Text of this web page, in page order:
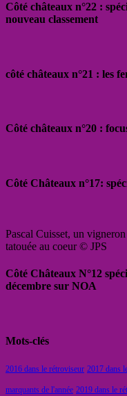
Côté châteaux n°22 :
nouveau classement
côté châteaux n°21 : les
Côté châteaux n°20 :
Côté Châteaux n°17:
Pascal Cuisset, un
tatouée au coeur © JPS
Côté Châteaux N°12
décembre sur NOA
Mots-clés
2016 dans le rétroviseur 2017 dans
marquants de l'année 2019 dans le